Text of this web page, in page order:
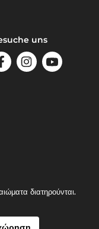
uns
διατηρούνται.